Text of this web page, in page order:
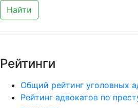
Найти
Рейтинги
Общий рейтинг уголовных
Рейтинг адвокатов по